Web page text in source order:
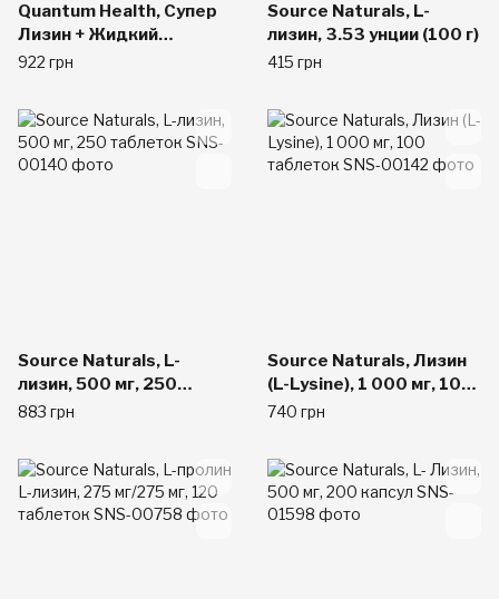
Quantum Health, Супер
Лизин + Жидкий
Экстракт 2 жидких
922 грн
Source Naturals, L-
лизин, 3.53 унции (100 г)
415 грн
Source Naturals, L-
лизин, 500 мг, 250
таблеток
883 грн
Source Naturals, Лизин
(L-Lysine), 1 000 мг, 100
таблеток
740 грн